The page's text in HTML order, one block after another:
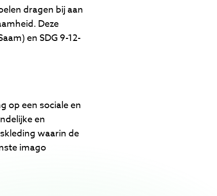
dragen bij aan
Deze
en SDG 9-12-
op een sociale en
en
waarin de
imago